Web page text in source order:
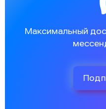
Максимальный